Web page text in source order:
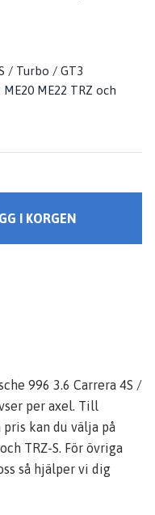
/ Turbo / GT3
ME22 TRZ och
I KORGEN
996 3.6 Carrera 4S /
per axel. Till
kan du välja på
TRZ-S. För övriga
så hjälper vi dig